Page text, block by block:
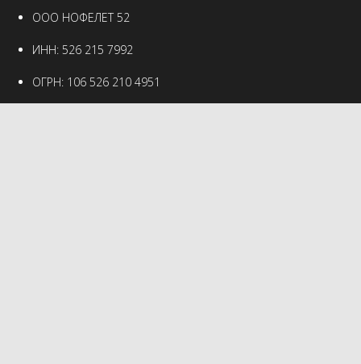
ООО НОФЕЛЕТ 52
ИНН: 526 215 7992
ОГРН: 106 526 210 4951